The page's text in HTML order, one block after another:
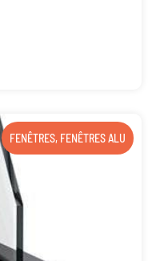
FENÊTRES, FENÊTRES ALU